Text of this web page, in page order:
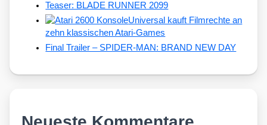
Teaser: BLADE RUNNER 2099
Universal kauft Filmrechte an
zehn klassischen Atari-Games
Final Trailer – SPIDER-MAN: BRAND NEW DAY